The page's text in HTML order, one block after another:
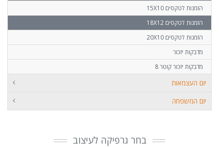
הזמנות לטקסים 15X10
הזמנות לטקסים 18X12
הזמנות לטקסים 20X10
מדבקות יזכור
מדבקות יזכור קוטר 8
יום העצמאות
יום המשפחה
בחר גרפיקה לעיצוב